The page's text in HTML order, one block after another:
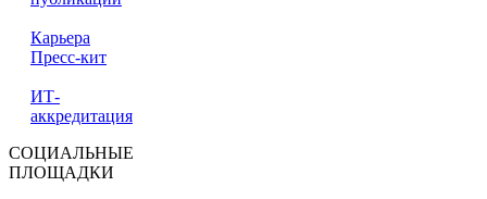
Карьера
Пресс-кит
ИТ-
аккредитация
СОЦИАЛЬНЫЕ
ПЛОЩАДКИ